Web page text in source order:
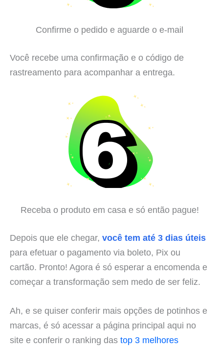
Confirme o pedido e aguarde o e-mail
Você recebe uma confirmação e o código de
rastreamento para acompanhar a entrega.
Receba o produto em casa e só então pague!
Depois que ele chegar, você tem até 3 dias úteis
para efetuar o pagamento via boleto, Pix ou
cartão. Pronto! Agora é só esperar a encomenda e
começar a transformação sem medo de ser feliz.
Ah, e se quiser conferir mais opções de potinhos e
marcas, é só acessar a página principal aqui no
site e conferir o ranking das top 3 melhores